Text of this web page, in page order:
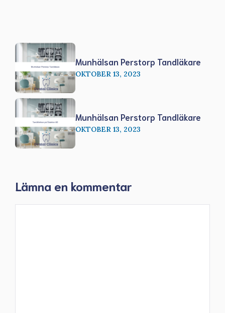
Munhälsan Perstorp Tandläkare
OKTOBER 13, 2023
Munhälsan Perstorp Tandläkare
OKTOBER 13, 2023
Lämna en kommentar